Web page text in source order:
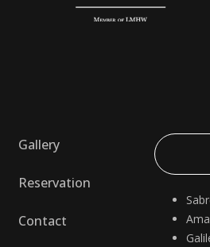
Gallery
Reservation
Contact